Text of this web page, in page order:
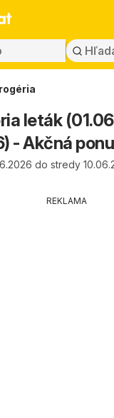
leták
- Akčná
do stredy
REKLAMA